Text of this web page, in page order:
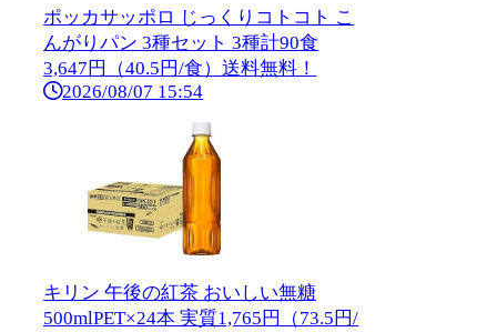
ポッカサッポロ じっくりコトコト こ
んがりパン 3種セット 3種計90食
3,647円（40.5円/食）送料無料！
2026/08/07 15:54
キリン 午後の紅茶 おいしい無糖
500mlPET×24本 実質1,765円（73.5円/